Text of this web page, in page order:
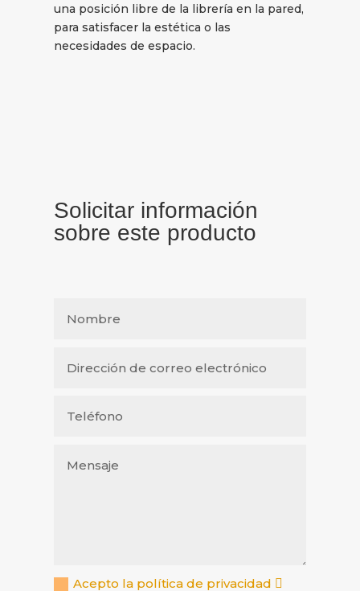
una posición libre de la librería en la pared,
para satisfacer la estética o las
necesidades de espacio.
Solicitar información
sobre este producto
Acepto la política de privacidad